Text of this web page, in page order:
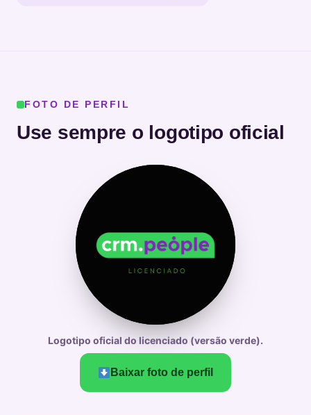
FOTO DE PERFIL
Use sempre o logotipo oficial
Logotipo oficial do licenciado (versão verde).
Baixar foto de perfil